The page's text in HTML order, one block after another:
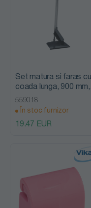
Set matura si faras cu
coada lunga, 900 mm,
Vikan
559018
În stoc furnizor
19.47 EUR